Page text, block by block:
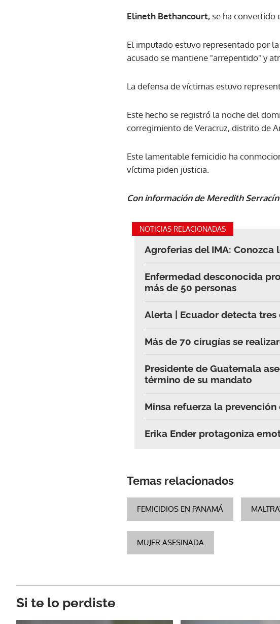
Elineth Bethancourt, se ha convertido
El imputado estuvo representado por
acusado se mantiene "arrepentido" y
La defensa de víctimas estuvo
Este hecho se registró la noche del
corregimiento de Veracruz, distrito de
Este lamentable femicidio ha
víctima piden justicia.
Con información de Meredith Serracín
NOTICIAS RELACIONADAS
Agroferias del IMA: Conozca
Enfermedad desconocida
más de 50 personas
Alerta | Ecuador detecta tres
Más de 70 cirugías se
Presidente de Guatemala
término de su mandato
Minsa refuerza la
Erika Ender protagoniza
Temas relacionados
FEMICIDIOS EN PANAMÁ
MUJER ASESINADA
Si te lo perdiste